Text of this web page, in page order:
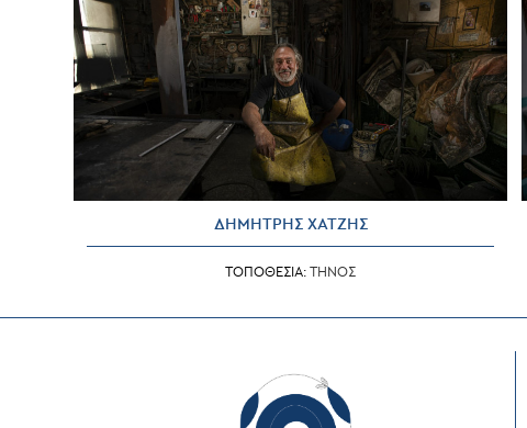
ΔΗΜΗΤΡΗΣ ΧΑΤΖΗΣ
ΤΟΠΟΘΕΣΙΑ:ΤΗΝΟΣ